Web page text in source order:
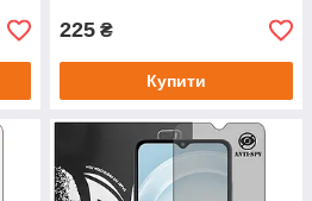
225 ₴
Купити